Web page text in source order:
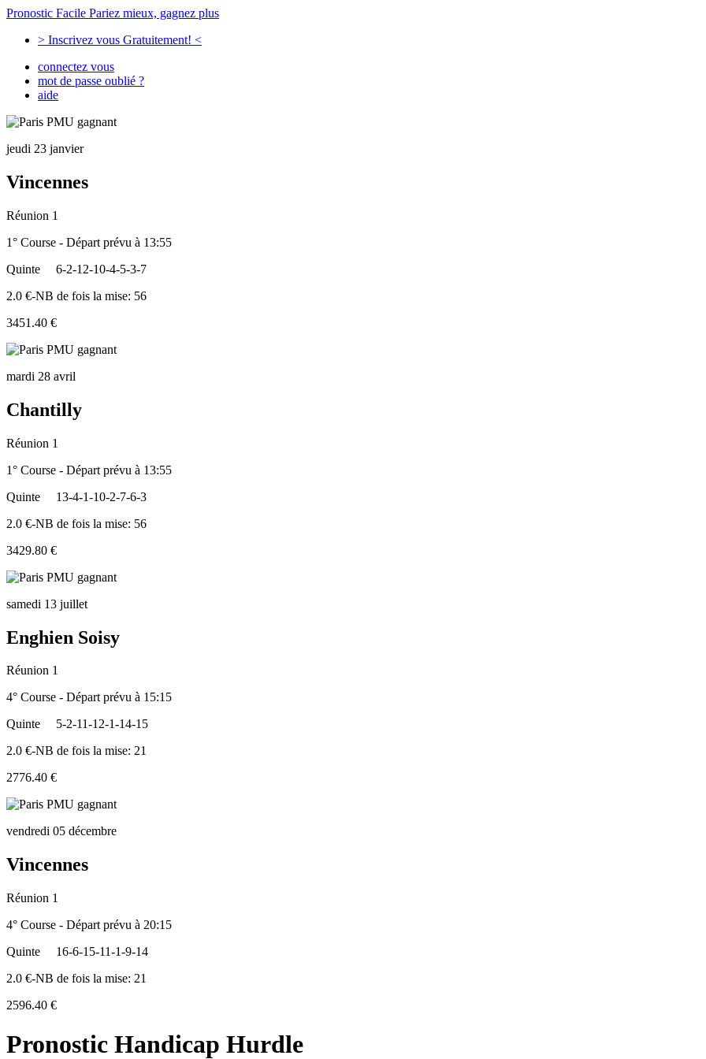
Pronostic Facile Pariez mieux, gagnez plus
> Inscrivez vous Gratuitement! <
connectez vous
mot de passe oublié ?
aide
jeudi 23 janvier
Vincennes
Réunion 1
1° Course - Départ prévu à 13:55
Quinte
6-2-12-10-4-5-3-7
2.0 €-NB de fois la mise: 56
3451.40 €
mardi 28 avril
Chantilly
Réunion 1
1° Course - Départ prévu à 13:55
Quinte
13-4-1-10-2-7-6-3
2.0 €-NB de fois la mise: 56
3429.80 €
samedi 13 juillet
Enghien Soisy
Réunion 1
4° Course - Départ prévu à 15:15
Quinte
5-2-11-12-1-14-15
2.0 €-NB de fois la mise: 21
2776.40 €
vendredi 05 décembre
Vincennes
Réunion 1
4° Course - Départ prévu à 20:15
Quinte
16-6-15-11-1-9-14
2.0 €-NB de fois la mise: 21
2596.40 €
Pronostic Handicap Hurdle